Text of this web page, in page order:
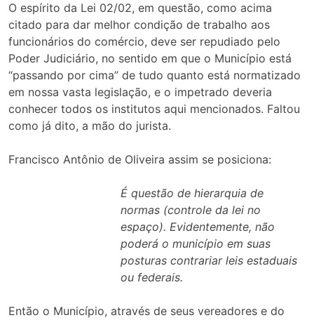
O espírito da Lei 02/02, em questão, como acima
citado para dar melhor condição de trabalho aos
funcionários do comércio, deve ser repudiado pelo
Poder Judiciário, no sentido em que o Município está
“passando por cima” de tudo quanto está normatizado
em nossa vasta legislação, e o impetrado deveria
conhecer todos os institutos aqui mencionados. Faltou
como já dito, a mão do jurista.
Francisco Antônio de Oliveira assim se posiciona:
É questão de hierarquia de
normas (controle da lei no
espaço). Evidentemente, não
poderá o município em suas
posturas contrariar leis estaduais
ou federais.
Então o Município, através de seus vereadores e do